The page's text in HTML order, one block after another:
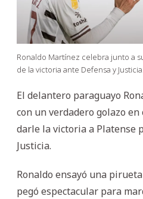
Ronaldo Martínez celebra junto a
de la victoria ante Defensa y Justicia.
El delantero paraguayo
con un verdadero golazo
darle la victoria a Platense
Justicia.
Ronaldo ensayó una
pegó espectacular para